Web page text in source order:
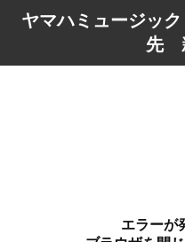
ヤマハミュージッ
先
エラーが